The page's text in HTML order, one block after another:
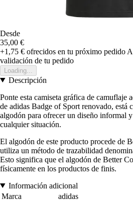
Desde
35,00 €
+1,75 € ofrecidos en tu próximo pedido
validación de tu pedido
Loading...
Descripción
Ponte esta camiseta gráfica de camuflaje
de adidas Badge of Sport renovado, está
algodón para ofrecer un diseño informal
cualquier situación.
El algodón de este producto procede de
utiliza un método de trazabilidad
Esto significa que el algodón de Better
físicamente en los productos de finis.
Información adicional
Marca
adidas